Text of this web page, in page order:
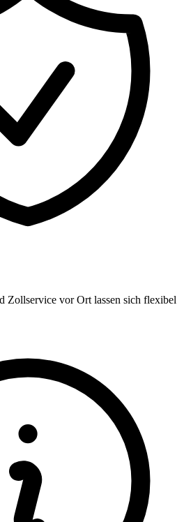
Zollservice vor Ort lassen sich flexibel